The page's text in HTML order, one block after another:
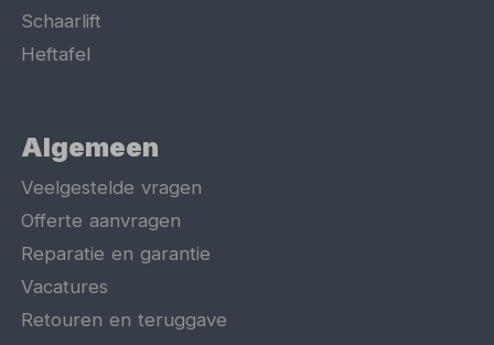
Schaarlift
Heftafel
Algemeen
Veelgestelde vragen
Offerte aanvragen
Reparatie en garantie
Vacatures
Retouren en teruggave